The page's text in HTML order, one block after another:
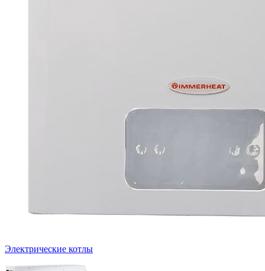
Электрические котлы